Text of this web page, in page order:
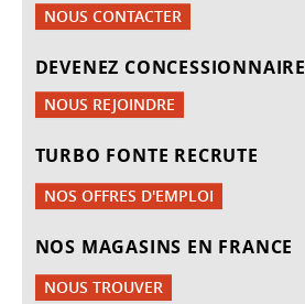
NOUS CONTACTER
DEVENEZ CONCESSIONNAIRE
NOUS REJOINDRE
TURBO FONTE RECRUTE
NOS OFFRES D'EMPLOI
NOS MAGASINS EN FRANCE
NOUS TROUVER